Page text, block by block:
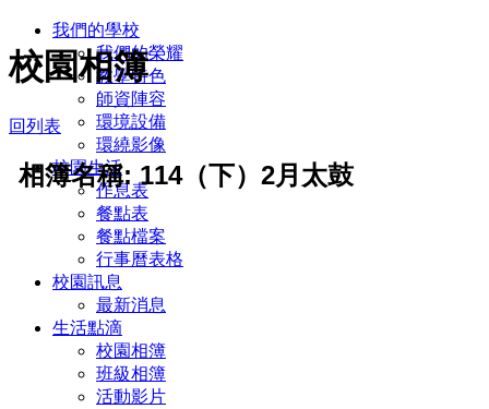
我們的學校
我們的榮耀
教學特色
師資陣容
環境設備
環繞影像
校園生活
作息表
餐點表
餐點檔案
行事曆表格
校園訊息
最新消息
生活點滴
校園相簿
班級相簿
活動影片
校園相簿
回列表
相簿名稱: 114（下）2月太鼓